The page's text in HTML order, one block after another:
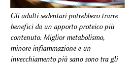
Gli adulti sedentari potrebbero trarre
benefici da un apporto proteico più
contenuto. Miglior metabolismo,
minore infiammazione e un
invecchiamento più sano sono tra gli